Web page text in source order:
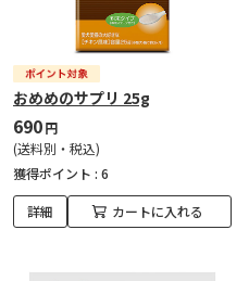
おめめのサプリ 25g
690円
(送料別・税込)
獲得ポイント : 6
詳細 カートに入れる